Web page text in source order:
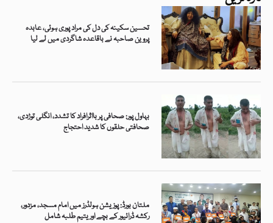
تحسین سکینہ کی دل کی مراد پوری ہوئی، عابدہ
پروین صاحبہ نے باقاعدہ شاگردی میں لے لیا
بہاول پور: صحافی پر بااثرافراد کا تشدد، انگلی توڑدی،
صحافتی حلقوں کا شدید احتجاج
ملتان بورڈ: پوزیشن ہولڈرز میں امام مسجد، مزدور،
رکشہ ڈرائیور کے بچے اور یتیم طلبہ شامل